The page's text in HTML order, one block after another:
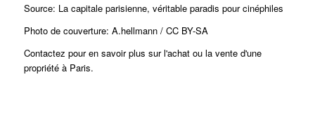
Source: La capitale parisienne, véritable paradis pour cinéphiles
Photo de couverture: A.hellmann / CC BY-SA
Contactez pour en savoir plus sur l'achat ou la vente d'une
propriété à Paris.